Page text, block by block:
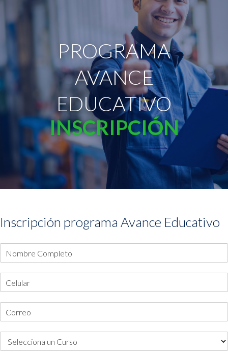
PROGRAMA
AVANCE
EDUCATIVO
INSCRIPCIÓN
Inscripción programa Avance Educativo